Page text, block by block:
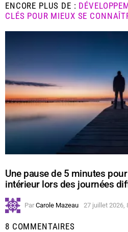
ENCORE PLUS DE :
CLÉS POUR MIEUX SE
Une pause de 5 minutes
intérieur lors des journées
Par Carole Mazeau 27 juillet 2026,
8 COMMENTAIRES